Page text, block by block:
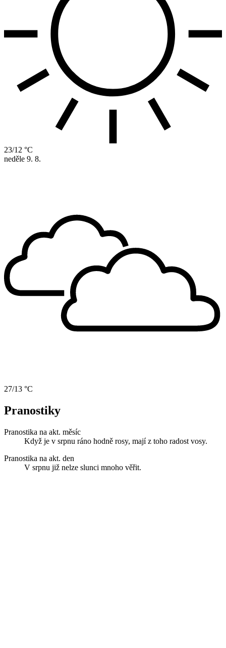
23/12 °C
neděle 9. 8.
27/13 °C
Pranostiky
Pranostika na akt. měsíc
Když je v srpnu ráno hodně rosy, mají z toho radost vosy.
Pranostika na akt. den
V srpnu již nelze slunci mnoho věřit.